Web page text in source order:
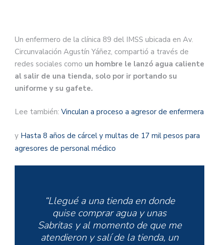
Un enfermero de la clínica 89 del IMSS ubicada en Av.
Circunvalación Agustín Yáñez, compartió a través de
redes sociales como un hombre le lanzó agua caliente
al salir de una tienda, solo por ir portando su
uniforme y su gafete.
Lee también: Vinculan a proceso a agresor de enfermera
y Hasta 8 años de cárcel y multas de 17 mil pesos para
agresores de personal médico
“Llegué a una tienda en donde
quise comprar agua y unas
Sabritas y al momento de que me
atendieron y salí de la tienda, un